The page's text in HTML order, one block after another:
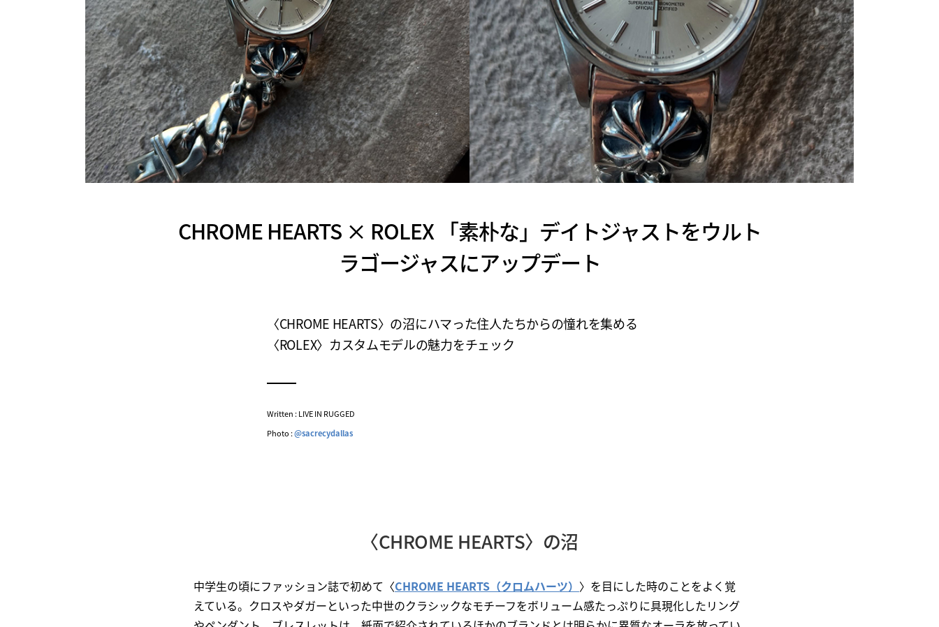
CHROME HEARTS × ROLEX 「素朴な」デイトジャストをウルト
ラゴージャスにアップデート
〈CHROME HEARTS〉の沼にハマった住人たちからの憧れを集める
〈ROLEX〉カスタムモデルの魅力をチェック
Written : LIVE IN RUGGED
Photo :@sacrecydallas
〈CHROME HEARTS〉の沼
中学生の頃にファッション誌で初めて〈CHROME HEARTS（クロムハーツ） 〉を目にした時のことをよく覚
えている。クロスやダガーといった中世のクラシックなモチーフをボリューム感たっぷりに具現化したリング